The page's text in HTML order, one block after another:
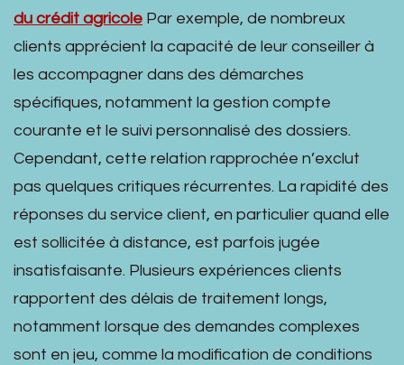
du crédit agricole Par exemple, de nombreux
clients apprécient la capacité de leur conseiller à
les accompagner dans des démarches
spécifiques, notamment la gestion compte
courante et le suivi personnalisé des dossiers.
Cependant, cette relation rapprochée n’exclut
pas quelques critiques récurrentes. La rapidité des
réponses du service client, en particulier quand elle
est sollicitée à distance, est parfois jugée
insatisfaisante. Plusieurs expériences clients
rapportent des délais de traitement longs,
notamment lorsque des demandes complexes
sont en jeu, comme la modification de conditions